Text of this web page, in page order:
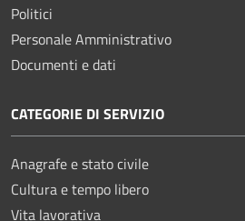
Politici
Personale Amministrativo
Documenti e dati
CATEGORIE DI SERVIZIO
Anagrafe e stato civile
Cultura e tempo libero
Vita lavorativa